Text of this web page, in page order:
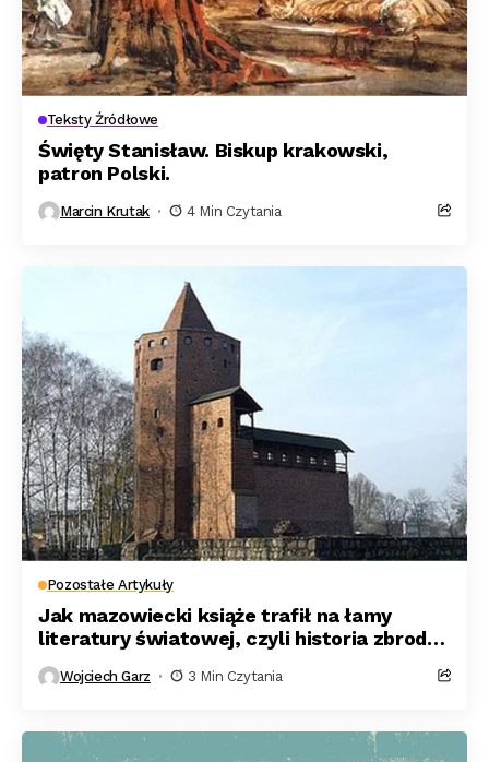
Teksty Źródłowe
Święty Stanisław. Biskup krakowski,
patron Polski.
Marcin Krutak 4 Min Czytania
Pozostałe Artykuły
Jak mazowiecki książe trafił na łamy
literatury światowej, czyli historia zbrodni
i pokuty
Wojciech Garz 3 Min Czytania